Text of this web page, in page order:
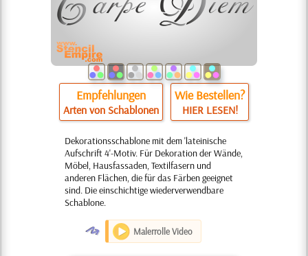
Empfehlungen
Arten von Schablonen
Wie Bestellen?
HIER LESEN!
Dekorationsschablone mit dem 'lateinische
Aufschrift 4'-Motiv. Für Dekoration der Wände,
Möbel, Hausfassaden, Textilfasern und
anderen Flächen, die für das Färben geeignet
sind. Die einschichtige wiederverwendbare
Schablone.
O Malerrolle Video